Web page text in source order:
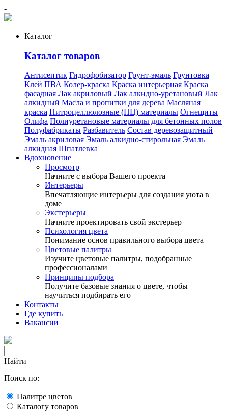
-
Каталог
Каталог товаров
Антисептик Гидрофобизатор Грунт-эмаль Грунтовка
Клей ПВА Колер-краска Краска интерьерная Краска
фасадная Лак акриловый Лак алкидно-уретановый Лак
алкидный Масла и пропитки для дерева Масляная
краска Нитроцеллюлозные (НЦ) материалы Огнещиты
Олифа Полиуретановые материалы для бетонных полов
Полуфабрикаты Разбавитель Состав деревозащитный
Эмаль акриловая Эмаль алкидно-стирольная Эмаль
алкидная Шпатлевка
Вдохновение
Просмотр
Начните с выбора Вашего проекта
Интерьеры
Впечатляющие интерьеры для создания уюта в
доме
Экстерьеры
Начните проектировать свой экстерьер
Психология цвета
Понимание основ правильного выбора цвета
Цветовые палитры
Изучите цветовые палитры, подобранные
профессионалами
Принципы подбора
Получите базовые знания о цвете, чтобы
научиться подбирать его
Контакты
Где купить
Вакансии
Найти
Поиск по:
Палитре цветов
Каталогу товаров